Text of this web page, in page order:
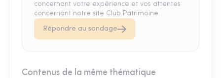
concernant votre expérience et vos attentes
concernant notre site Club Patrimoine.
Répondre au sondage
Contenus de la même thématique